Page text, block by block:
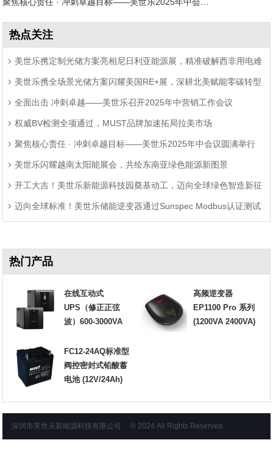
聚焦核心责任 · 冲刺卓越目标——美世乐2025年中会议圆满举行
热点关注
美世乐携定制光储方案亮相尼日利亚能源展，精准破解西非用电难
题 美世乐携全场景光储方案闪耀美国RE+展，深耕北美赋能零碳转型
全面出击 冲刺卓越——美世乐召开2025年中营销工作会议
权威BV检测全项通过，MUST品牌加速拓局拉美市场
聚焦核心责任 · 冲刺卓越目标——美世乐2025年中会议圆满举行
美世乐闪耀越南太阳能展会，共绘东南亚绿色能源新图景
开工大吉！美世乐新能源科技园奠基动工，迈向全球绿色智造新征
程 迈向全球标准！美世乐储能逆变器通过Sunspec Modbus认证测试
热门产品
在线互动式
UPS（修正正弦
波）600-3000VA
高频逆变器
EP1100 Pro 系列
(1200VA 2400VA)
FC12-24AQ标准型
阀控密封式铅酸蓄
电池 (12V/24Ah)
深圳市美世乐新能源科技有限公司 © 2024 All Rights Reserved.